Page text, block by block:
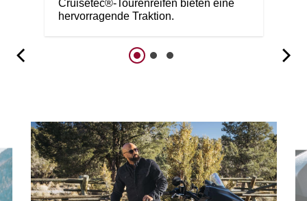
Cruisetec®-Tourenreifen bieten eine
hervorragende Traktion.